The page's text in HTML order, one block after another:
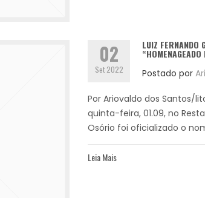
02
Set 2022
LUIZ FERNANDO
Postado por
Por Ariovaldo dos Santos/
quinta-feira, 01.09, no
Osório foi oficializado o
Leia Mais